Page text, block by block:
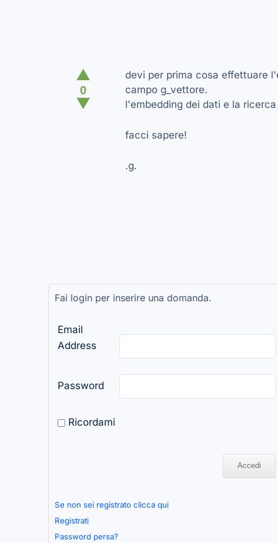
▲
0
▼
devi per prima cosa effettuare
campo g_vettore.
l'embedding dei dati e la
facci sapere!
.g.
Fai login per inserire una domanda.
Email
Address
Password
Ricordami
Se non sei registrato clicca qui
Registrati
Password persa?